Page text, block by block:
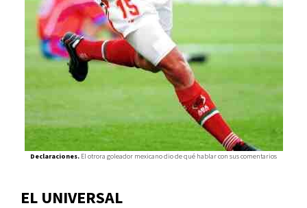
Declaraciones. El otrora goleador mexicano dio de qué hablar con sus comentarios
EL UNIVERSAL